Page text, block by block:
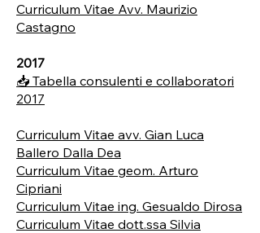
Curriculum Vitae Avv. Maurizio
Castagno
2017
📥 Tabella consulenti e collaboratori
2017
Curriculum Vitae avv. Gian Luca
Ballero Dalla Dea
Curriculum Vitae geom. Arturo
Cipriani
Curriculum Vitae ing. Gesualdo Dirosa
Curriculum Vitae dott.ssa Silvia